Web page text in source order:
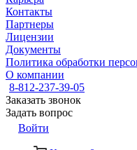
Контакты
Партнеры
Лицензии
Документы
Политика обработки
О компании
8-812-237-39-05
Заказать звонок
Задать вопрос
Войти